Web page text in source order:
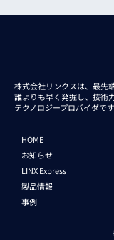
株式会社リンクスは、最先
誰よりも早く発掘し、技術
テクノロジープロバイダです
HOME
お知らせ
LINX Express
製品情報
事例